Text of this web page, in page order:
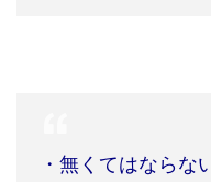
・無くてはならな